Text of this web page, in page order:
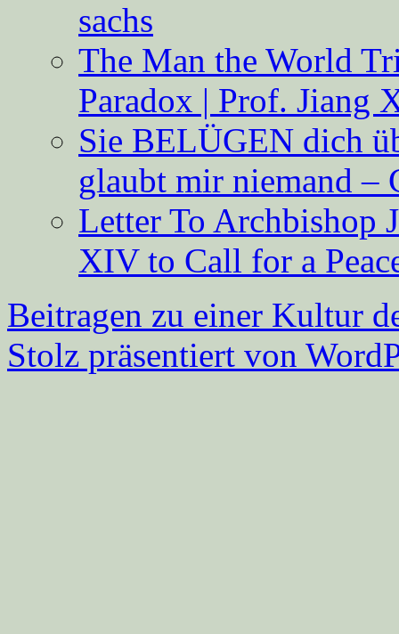
sachs
The Man the World
Paradox | Prof. Jiang
Sie BELÜGEN dich
glaubt mir niemand –
Letter To Archbishop
XIV to Call for a
Beitragen zu einer Kultur
Stolz präsentiert von